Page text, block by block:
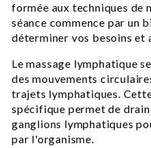
formée aux techniques de
séance commence par un
déterminer vos besoins et
Le massage lymphatique
des mouvements
trajets lymphatiques.
spécifique permet de
ganglions lymphatiques
par l'organisme.